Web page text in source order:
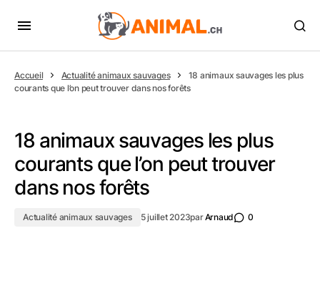
Accueil Actualité animaux sauvages
18 animaux sauvages les plus
courants que l’on peut trouver dans nos forêts
18 animaux sauvages les plus
courants que l’on peut trouver
dans nos forêts
Actualité animaux sauvages 5 juillet 2023parArnaud 0